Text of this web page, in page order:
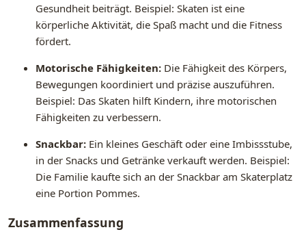
Gesundheit beiträgt. Beispiel: Skaten ist eine
körperliche Aktivität, die Spaß macht und die Fitness
fördert.
Motorische Fähigkeiten: Die Fähigkeit des Körpers,
Bewegungen koordiniert und präzise auszuführen.
Beispiel: Das Skaten hilft Kindern, ihre motorischen
Fähigkeiten zu verbessern.
Snackbar: Ein kleines Geschäft oder eine Imbissstube,
in der Snacks und Getränke verkauft werden. Beispiel:
Die Familie kaufte sich an der Snackbar am Skaterplatz
eine Portion Pommes.
Zusammenfassung